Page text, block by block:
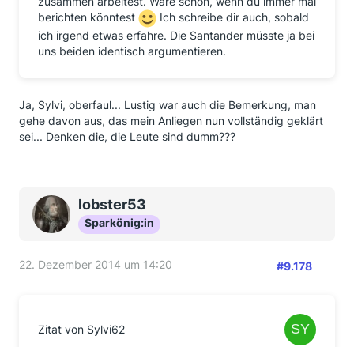
berichten könntest
Ich schreibe dir auch, sobald
ich irgend etwas erfahre. Die Santander müsste ja bei
uns beiden identisch argumentieren.
Ja, Sylvi, oberfaul... Lustig war auch die Bemerkung, man
gehe davon aus, das mein Anliegen nun vollständig geklärt
sei... Denken die, die Leute sind dumm???
lobster53
Sparkönig:in
22. Dezember 2014 um 14:20 #9.178
Zitat von Sylvi62